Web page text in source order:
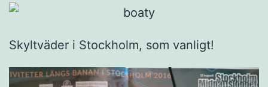
Skyltväder i Stockholm, som vanligt!